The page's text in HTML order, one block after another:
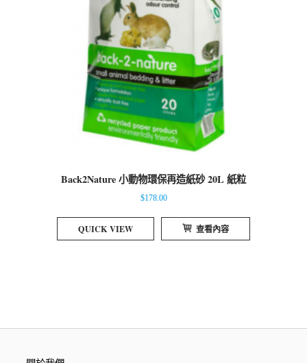
Back2Nature 小動物環保再造紙砂 20L 紙粒
$178.00
QUICK VIEW 查看內容